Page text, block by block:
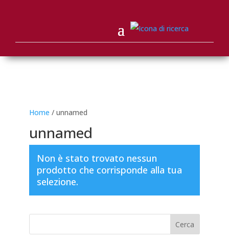
Home / unnamed
unnamed
Non è stato trovato nessun
prodotto che corrisponde alla tua
selezione.
Cerca